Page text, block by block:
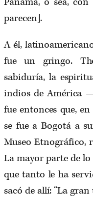
parecen].
A él,
fue un gringo.
sabiduría, la
indios de América
fue entonces que,
se fue a Bogotá a
Museo Etnográfico,
La mayor parte de
que tanto le ha
sacó de allí: “La